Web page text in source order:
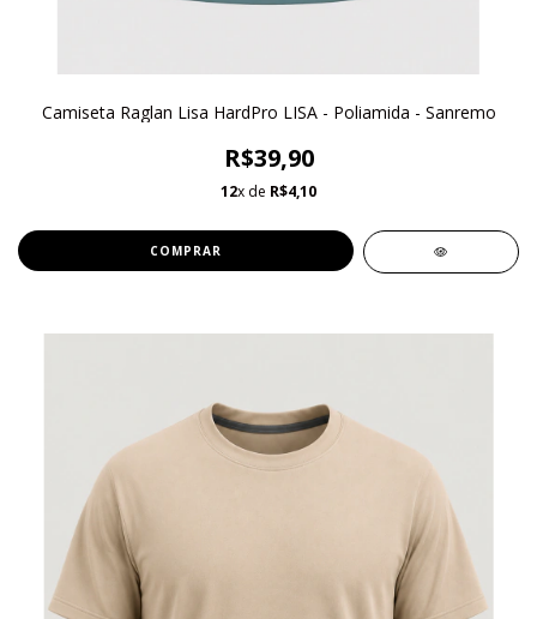
Camiseta Raglan Lisa HardPro LISA - Poliamida - Sanremo
R$39,90
12x de R$4,10
COMPRAR